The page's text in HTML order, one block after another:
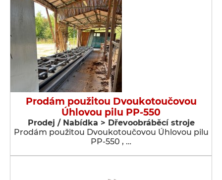
Prodám použitou Dvoukotoučovou
Úhlovou pilu PP-550
Prodej / Nabídka > Dřevoobráběcí stroje
Prodám použitou Dvoukotoučovou Úhlovou pilu
PP-550 , …